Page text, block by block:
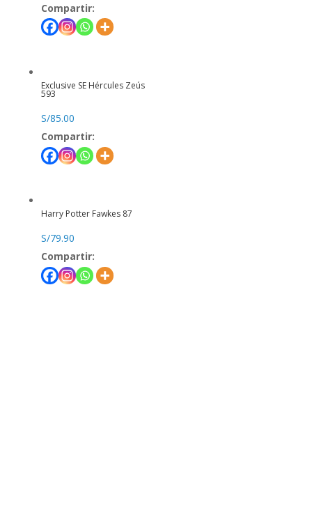
Compartir:
Exclusive SE Hércules Zeús
593
S/85.00
Compartir:
Harry Potter Fawkes 87
S/79.90
Compartir: